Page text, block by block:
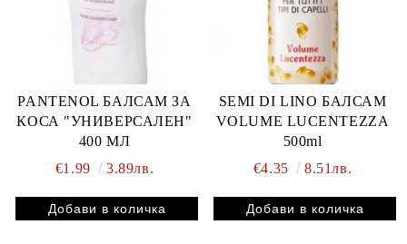
PANTENOL БАЛСАМ ЗА
КОСА "УНИВЕРСАЛЕН"
400 МЛ
€1.99
3.89лв.
SEMI DI LINO БАЛСАМ
VOLUME LUCENTEZZA
500ml
€4.35
8.51лв.